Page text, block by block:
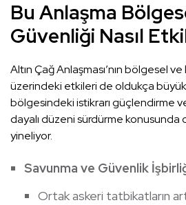
Bu Anlaşma
Güvenliği Nasıl
Altın Çağ Anlaşması’nın bölgesel
üzerindeki etkileri de oldukça
bölgesindeki istikrarı güçlendirme
dayalı düzeni sürdürme
yineliyor.
Savunma ve Güvenlik
Ortak askeri tatbikatların